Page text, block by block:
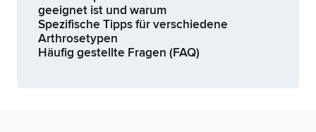
geeignet ist und warum
Spezifische Tipps für verschiedene
Arthrosetypen
Häufig gestellte Fragen (FAQ)